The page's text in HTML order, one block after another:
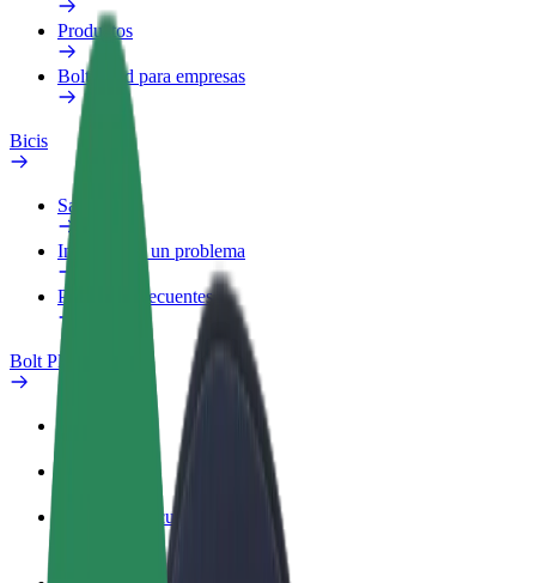
Productos
Bolt Food para empresas
Bicis
Safety Lab
Informar de un problema
Preguntas frecuentes
Bolt Plus
Preguntas frecuentes